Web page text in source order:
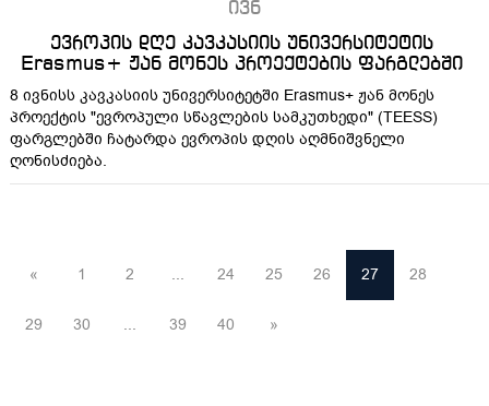
ივნ
ევროპის დღე კავკასიის უნივერსიტეტის
Erasmus+ ჟან მონეს პროექტების ფარგლებში
8 ივნისს კავკასიის უნივერსიტეტში Erasmus+ ჟან მონეს
პროექტის "ევროპული სწავლების სამკუთხედი" (TEESS)
ფარგლებში ჩატარდა ევროპის დღის აღმნიშვნელი
ღონისძიება.
« 1 2 ... 24 25 26 27 28
29 30 ... 39 40 »